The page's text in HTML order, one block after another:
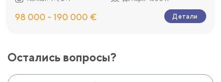
98 000 - 190 000 € Детали
Остались вопросы?